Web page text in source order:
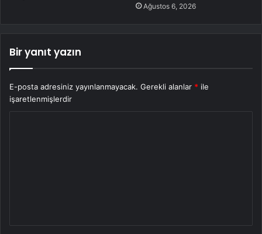
Ağustos 6, 2026
Bir yanıt yazın
E-posta adresiniz yayınlanmayacak. Gerekli alanlar * ile
işaretlenmişlerdir